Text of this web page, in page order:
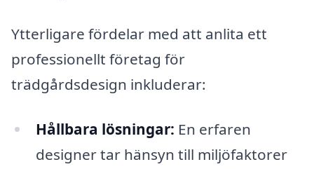
Ytterligare fördelar med att anlita ett
professionellt företag för
trädgårdsdesign inkluderar:
Hållbara lösningar: En erfaren
designer tar hänsyn till miljöfaktorer